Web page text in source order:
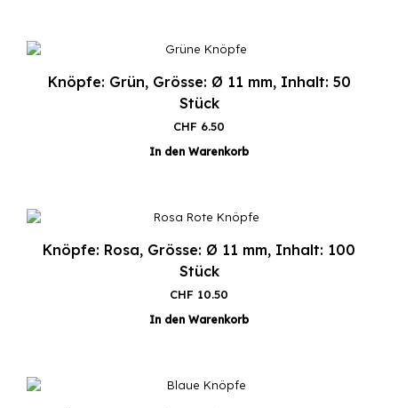
Knöpfe: Grün, Grösse: Ø 11 mm, Inhalt: 50
Stück
CHF 6.50
In den Warenkorb
Knöpfe: Rosa, Grösse: Ø 11 mm, Inhalt: 100
Stück
CHF 10.50
In den Warenkorb